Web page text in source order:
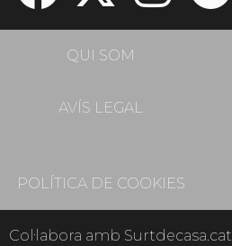
QUI SOM
AVÍS LEGAL
POLÍTICA DE COOKIES
Col·labora amb Surtdecasa.cat